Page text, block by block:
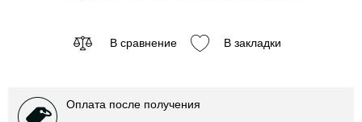
В сравнение В закладки
Оплата после получения